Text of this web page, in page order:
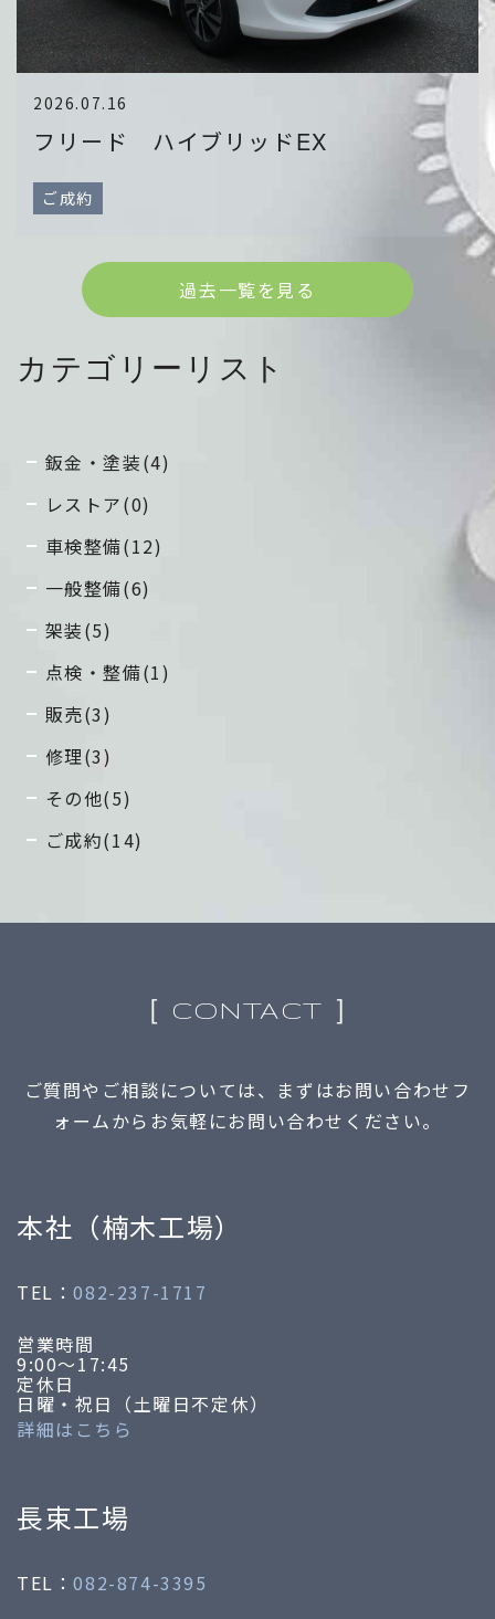
フリード ハイブリッドEX
2026.07.16
ご成約
過去一覧を見る
カテゴリーリスト
鈑金・塗装(4)
レストア(0)
車検整備(12)
一般整備(6)
架装(5)
点検・整備(1)
販売(3)
修理(3)
その他(5)
ご成約(14)
［ CONTACT ］
ご質問やご相談については、まずはお問い合わせフ
ォームからお気軽にお問い合わせください。
本社（楠木工場）
TEL：082-237-1717
営業時間
9:00～17:45
定休日
日曜・祝日（土曜日不定休）
詳細はこちら
長束工場
TEL：082-874-3395